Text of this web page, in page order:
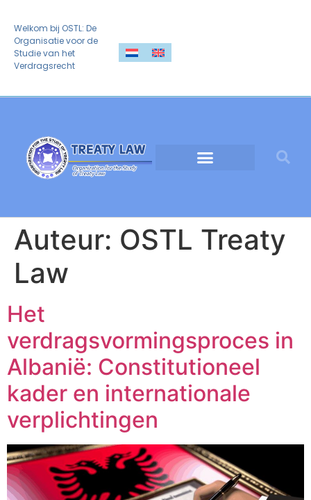
Welkom bij OSTL: De
Organisatie voor de
Studie van het
Verdragsrecht
Auteur: OSTL Treaty
Law
Het
verdragsvormingsproces in
Albanië: Constitutioneel
kader en internationale
verplichtingen